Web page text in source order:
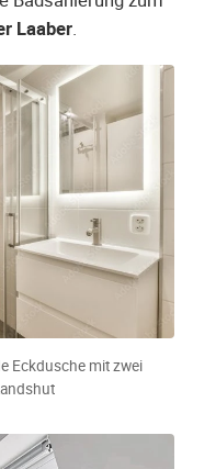
Laaber.
Eckdusche mit zwei